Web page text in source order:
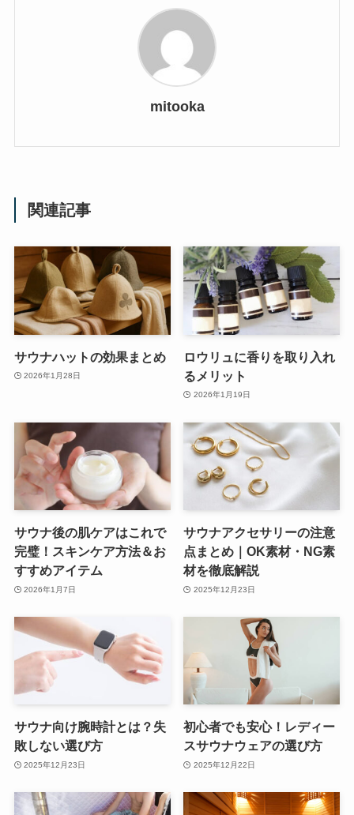
mitooka
関連記事
サウナハットの効果まとめ
2026年1月28日
ロウリュに香りを取り入れ
るメリット
2026年1月19日
サウナ後の肌ケアはこれで
完璧！スキンケア方法＆お
すすめアイテム
2026年1月7日
サウナアクセサリーの注意
点まとめ｜OK素材・NG素
材を徹底解説
2025年12月23日
サウナ向け腕時計とは？失
敗しない選び方
2025年12月23日
初心者でも安心！レディー
スサウナウェアの選び方
2025年12月22日